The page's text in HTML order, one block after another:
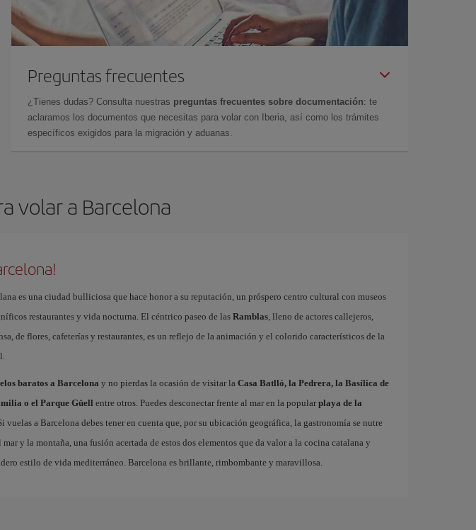
Preguntas frecuentes
¿Tienes dudas? Consulta nuestras preguntas frecuentes sobre documentación: te
aclaramos los documentos que necesitas para volar con Iberia, así como los trámites
específicos exigidos para la migración y aduanas.
volar a Barcelona
es una ciudad bulliciosa que hace honor a su reputación, un próspero centro cultural con museos
restaurantes y vida nocturna. El céntrico paseo de las Ramblas, lleno de actores callejeros,
de flores, cafeterías y restaurantes, es un reflejo de la animación y el colorido característicos de la
baratos a Barcelona y no pierdas la ocasión de visitar la Casa Batlló, la Pedrera, la Basílica de
o el Parque Güell entre otros. Puedes desconectar frente al mar en la popular playa de la
vuelas a Barcelona debes tener en cuenta que, por su ubicación geográfica, la gastronomía se nutre
y la montaña, una fusión acertada de estos dos elementos que da valor a la cocina catalana y
estilo de vida mediterráneo. Barcelona es brillante, rimbombante y maravillosa.